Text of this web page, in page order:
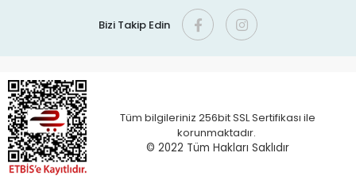
Bizi Takip Edin
Tüm bilgileriniz 256bit SSL Sertifikası ile
korunmaktadır.
© 2022 Tüm Hakları Saklıdır